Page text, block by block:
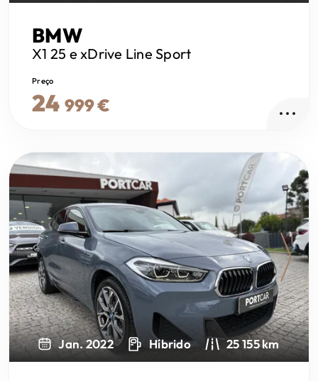
BMW
X1 25 e xDrive Line Sport
Preço
24 999 €
Next
Jan. 2022 Híbrido 25 155 km